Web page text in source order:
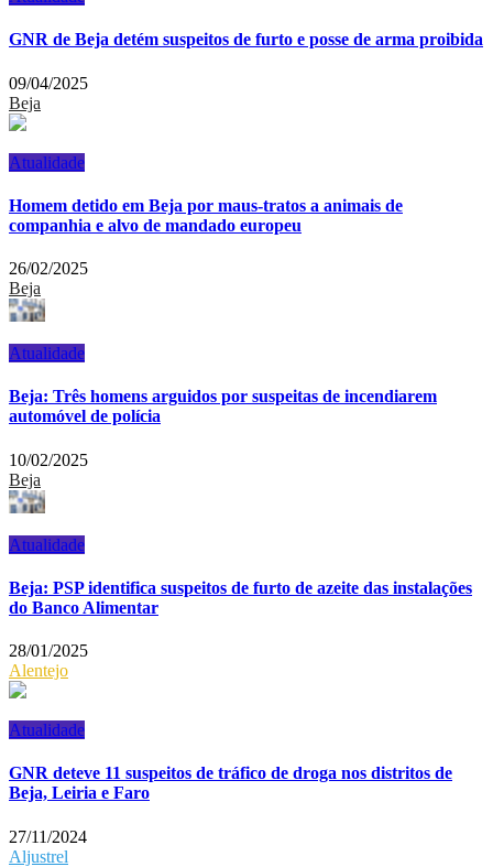
GNR de Beja detém suspeitos de furto e posse de arma proibida
09/04/2025
Beja
Atualidade
Homem detido em Beja por maus-tratos a animais de
companhia e alvo de mandado europeu
26/02/2025
Beja
Atualidade
Beja: Três homens arguidos por suspeitas de incendiarem
automóvel de polícia
10/02/2025
Beja
Atualidade
Beja: PSP identifica suspeitos de furto de azeite das instalações
do Banco Alimentar
28/01/2025
Alentejo
Atualidade
GNR deteve 11 suspeitos de tráfico de droga nos distritos de
Beja, Leiria e Faro
27/11/2024
Aljustrel